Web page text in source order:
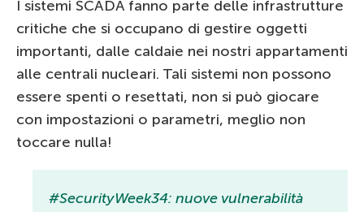
I sistemi SCADA fanno parte delle infrastrutture
critiche che si occupano di gestire oggetti
importanti, dalle caldaie nei nostri appartamenti
alle centrali nucleari. Tali sistemi non possono
essere spenti o resettati, non si può giocare
con impostazioni o parametri, meglio non
toccare nulla!
#SecurityWeek34: nuove vulnerabilità